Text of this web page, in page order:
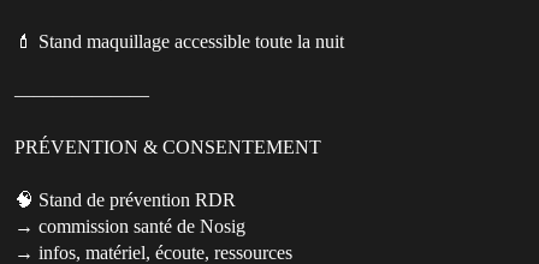
💄 Stand maquillage accessible toute la nuit
———————
PRÉVENTION & CONSENTEMENT
🧠 Stand de prévention RDR
→ commission santé de Nosig
→ infos, matériel, écoute, ressources